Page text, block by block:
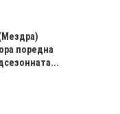
поредна